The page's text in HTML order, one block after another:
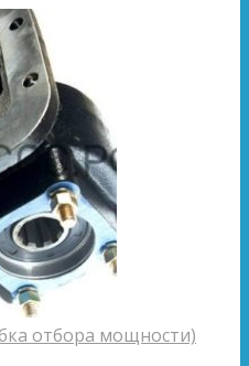
отбора мощности)